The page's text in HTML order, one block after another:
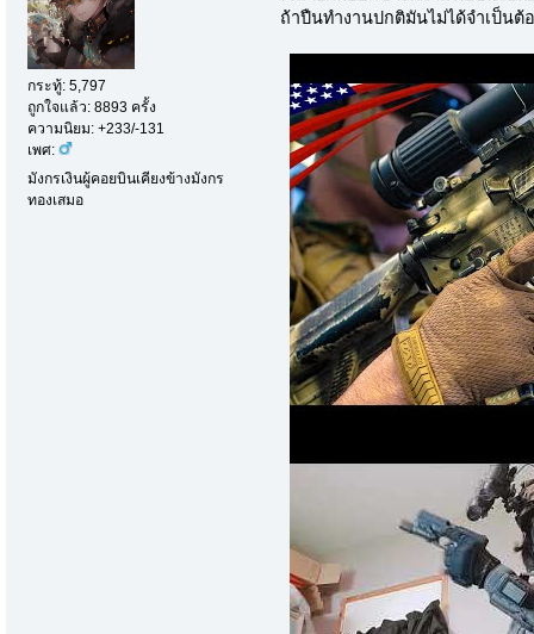
กระทู้: 5,797
ถูกใจแล้ว: 8893 ครั้ง
ความนิยม: +233/-131
เพศ:
มังกรเงินผู้คอยบินเคียงข้างมังกร
ทองเสมอ
ถ้าปืนทำงานปกติมันไม่ได้จำเป็นต้อ